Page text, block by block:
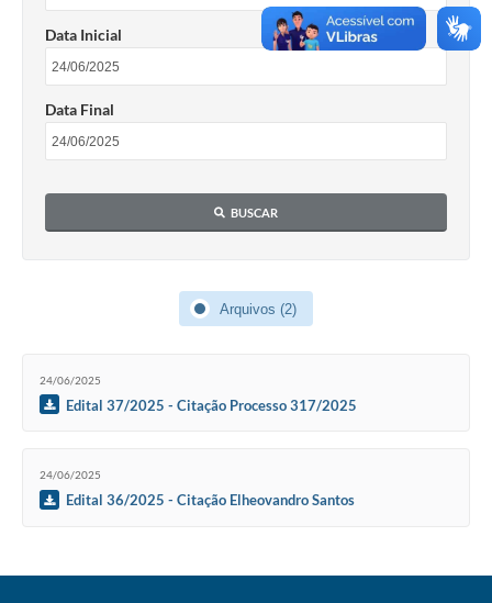
Serviços e Informações Online
Coronavírus
Alvará
Modelos de Requerimentos
Passe Livre Estudantil
Galeria de Fotos
Data Inicial
Data Final
BUSCAR
Arquivos (2)
24/06/2025
Edital 37/2025 - Citação Processo 317/2025
24/06/2025
Edital 36/2025 - Citação Elheovandro Santos